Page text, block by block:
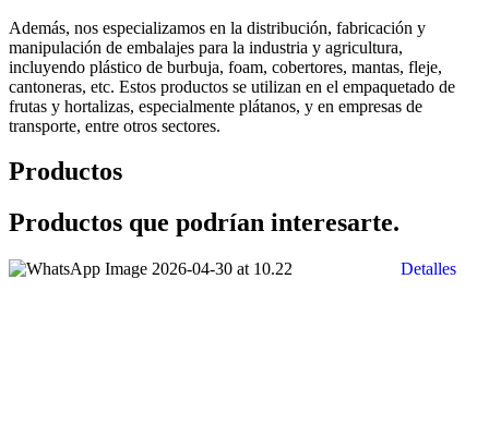
Además, nos especializamos en la distribución, fabricación y
manipulación de embalajes para la industria y agricultura,
incluyendo plástico de burbuja, foam, cobertores, mantas, fleje,
cantoneras, etc. Estos productos se utilizan en el empaquetado de
frutas y hortalizas, especialmente plátanos, y en empresas de
transporte, entre otros sectores.
Productos
Productos que podrían interesarte.
Detalles